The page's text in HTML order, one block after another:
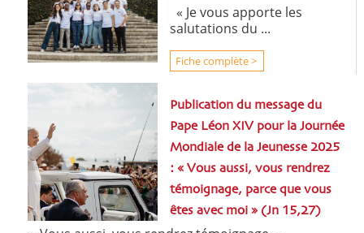
« Je vous apporte les
salutations du ...
Fiche complète >
Publication du message du
Pape Léon XIV pour la Journée
Mondiale de la Jeunesse 2025
: « Vous aussi, vous rendrez
témoignage, parce que vous
êtes avec moi » (Jn 15,27)